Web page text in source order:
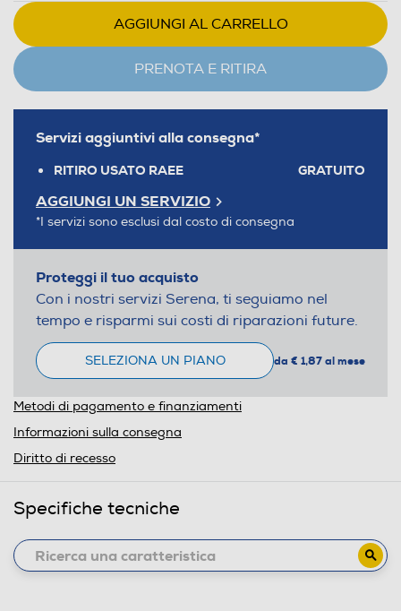
AGGIUNGI AL CARRELLO
PRENOTA E RITIRA
Servizi aggiuntivi alla consegna*
RITIRO USATO RAEE GRATUITO
AGGIUNGI UN SERVIZIO
*I servizi sono esclusi dal costo di consegna
Proteggi il tuo acquisto
Con i nostri servizi Serena, ti seguiamo nel
tempo e risparmi sui costi di riparazioni future.
SELEZIONA UN PIANO da € 1,87 al mese
Metodi di pagamento e finanziamenti
Informazioni sulla consegna
Diritto di recesso
Specifiche tecniche